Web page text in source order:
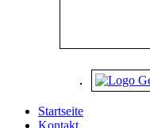
Startseite